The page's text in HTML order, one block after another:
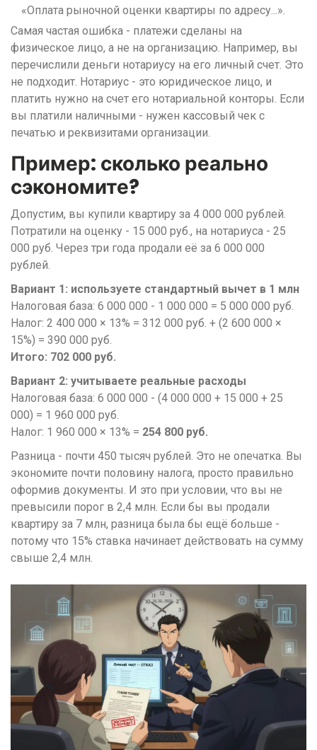
«Оплата рыночной оценки квартиры по адресу...».
Самая частая ошибка - платежи сделаны на
физическое лицо, а не на организацию. Например, вы
перечислили деньги нотариусу на его личный счет. Это
не подходит. Нотариус - это юридическое лицо, и
платить нужно на счет его нотариальной конторы. Если
вы платили наличными - нужен кассовый чек с
печатью и реквизитами организации.
Пример: сколько реально
сэкономите?
Допустим, вы купили квартиру за 4 000 000 рублей.
Потратили на оценку - 15 000 руб., на нотариуса - 25
000 руб. Через три года продали её за 6 000 000
рублей.
Вариант 1: используете стандартный вычет в 1 млн
Налоговая база: 6 000 000 - 1 000 000 = 5 000 000 руб.
Налог: 2 400 000 × 13% = 312 000 руб. + (2 600 000 ×
15%) = 390 000 руб.
Итого: 702 000 руб.
Вариант 2: учитываете реальные расходы
Налоговая база: 6 000 000 - (4 000 000 + 15 000 + 25
000) = 1 960 000 руб.
Налог: 1 960 000 × 13% = 254 800 руб.
Разница - почти 450 тысяч рублей. Это не опечатка. Вы
экономите почти половину налога, просто правильно
оформив документы. И это при условии, что вы не
превысили порог в 2,4 млн. Если бы вы продали
квартиру за 7 млн, разница была бы ещё больше -
потому что 15% ставка начинает действовать на сумму
свыше 2,4 млн.